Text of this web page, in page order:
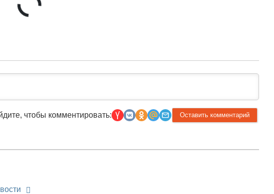
чтобы комментировать: